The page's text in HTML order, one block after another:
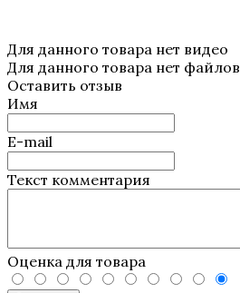
Для данного товара нет видео
Для данного товара нет файлов
Оставить отзыв
Имя
E-mail
Текст комментария
Оценка для товара